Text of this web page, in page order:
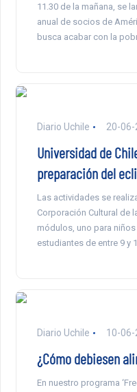
11.30 de la mañana, se
anual de socios de
busca acabar con la
Diario Uchile 20-06-
Universidad de
preparación del
Las actividades se
Corporación Cultural de
módulos, uno para
estudiantes de entre 9 y
Diario Uchile 10-06-
¿Cómo debiesen
En nuestro programa